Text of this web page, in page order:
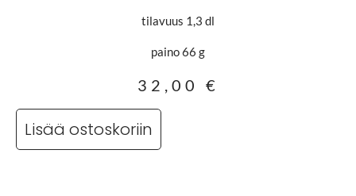
tilavuus 1,3 dl
paino 66 g
32,00 €
Lisää ostoskoriin